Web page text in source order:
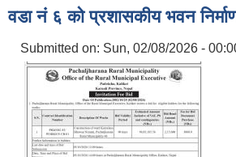
वडा नं ६ को प्रशासकीय भवन
Submitted on: Sun, 02/08/2026 -